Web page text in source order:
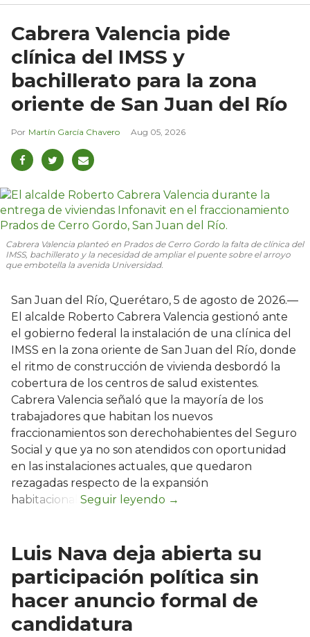
Cabrera Valencia pide
clínica del IMSS y
bachillerato para la zona
oriente de San Juan del Río
Martín García Chavero Aug 05, 2026
Cabrera Valencia planteó en Prados de Cerro Gordo la falta de clínica del
IMSS, bachillerato y la necesidad de ampliar el puente sobre el arroyo
que embotella la avenida Universidad.
San Juan del Río, Querétaro, 5 de agosto de 2026.—
El alcalde Roberto Cabrera Valencia gestionó ante
el gobierno federal la instalación de una clínica del
IMSS en la zona oriente de San Juan del Río, donde
el ritmo de construcción de vivienda desbordó la
cobertura de los centros de salud existentes.
Cabrera Valencia señaló que la mayoría de los
trabajadores que habitan los nuevos
fraccionamientos son derechohabientes del Seguro
Social y que ya no son atendidos con oportunidad
en las instalaciones actuales, que quedaron
rezagadas respecto de la expansión
habitacional.
Luis Nava deja abierta su
participación política sin
hacer anuncio formal de
candidatura